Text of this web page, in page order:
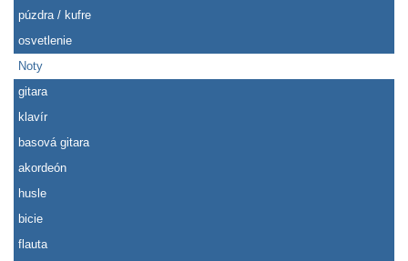
púzdra / kufre
osvetlenie
Noty
gitara
klavír
basová gitara
akordeón
husle
bicie
flauta